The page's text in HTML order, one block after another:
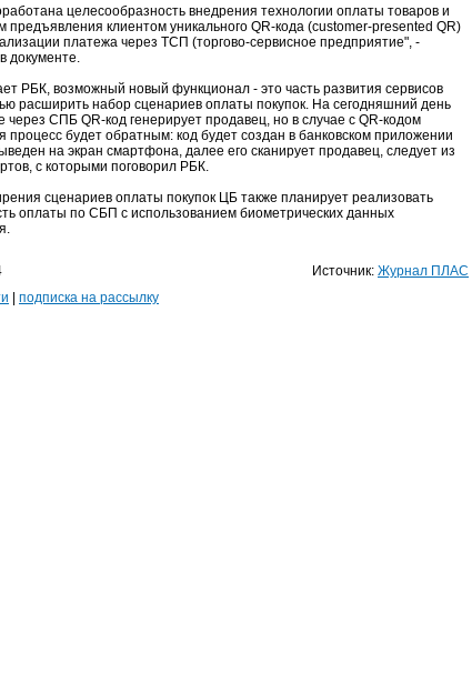
целесообразность внедрения технологии оплаты товаров и
предъявления клиентом уникального QR-кода (customer-presented QR)
платежа через ТСП (торгово-сервисное предприятие", -
документе.
РБК, возможный новый функционал - это часть развития сервисов
расширить набор сценариев оплаты покупок. На сегодняшний день
через СПБ QR-код генерирует продавец, но в случае с QR-кодом
процесс будет обратным: код будет создан в банковском приложении
на экран смартфона, далее его сканирует продавец, следует из
с которыми поговорил РБК.
сценариев оплаты покупок ЦБ также планирует реализовать
оплаты по СБП с использованием биометрических данных
Источник: Журнал ПЛАС
подписка на рассылку